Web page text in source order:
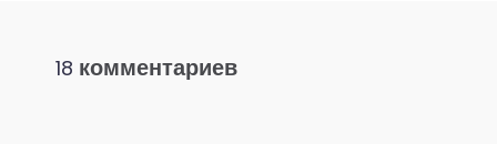
18 комментариев